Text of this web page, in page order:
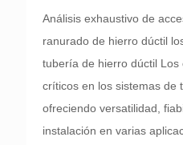
Análisis exhaustivo de
ranurado de hierro dúctil
tubería de hierro dúctil
críticos en los sistemas de
ofreciendo versatilidad,
instalación en varias